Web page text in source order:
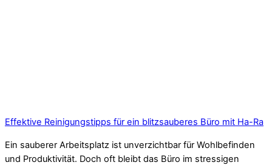
Effektive Reinigungstipps für ein blitzsauberes Büro mit Ha-Ra
Ein sauberer Arbeitsplatz ist unverzichtbar für Wohlbefinden
und Produktivität. Doch oft bleibt das Büro im stressigen